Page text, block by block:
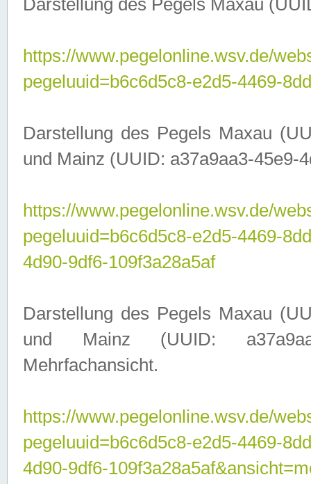
Darstellung des Pegels Maxau
https://www.pegelonline.wsv.de/
pegeluuid=b6c6d5c8-e2d5-4469-
Darstellung des Pegels Maxau
und Mainz (UUID: a37a9aa3-45e9-
https://www.pegelonline.wsv.de/
pegeluuid=b6c6d5c8-e2d5-4469-
4d90-9df6-109f3a28a5af
Darstellung des Pegels Maxau
und Mainz (UUID:
Mehrfachansicht.
https://www.pegelonline.wsv.de/
pegeluuid=b6c6d5c8-e2d5-4469-
4d90-9df6-